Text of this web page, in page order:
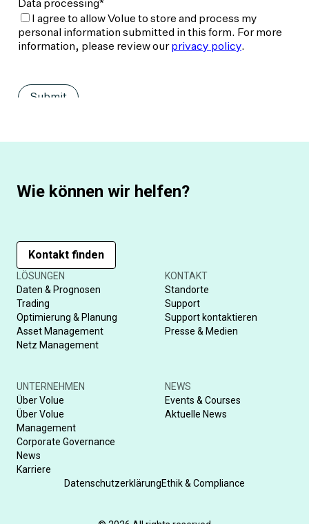
Wie können wir helfen?
Kontakt finden
LÖSUNGEN
Daten & Prognosen
Trading
Optimierung & Planung
Asset Management
Netz Management
KONTAKT
Standorte
Support
Support kontaktieren
Presse & Medien
UNTERNEHMEN
Über Volue
Über Volue
Management
Corporate Governance
News
Karriere
NEWS
Events & Courses
Aktuelle News
DatenschutzerklärungEthik & Compliance